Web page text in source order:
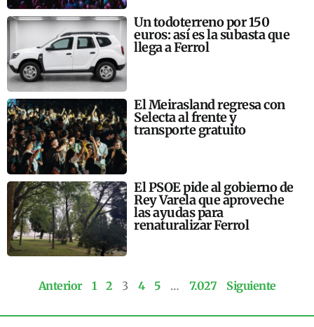
Un todoterreno por 150
euros: así es la subasta que
llega a Ferrol
El Meirasland regresa con
Selecta al frente y
transporte gratuito
El PSOE pide al gobierno de
Rey Varela que aproveche
las ayudas para
renaturalizar Ferrol
Anterior 1 2 3 4 5 … 7.027 Siguiente